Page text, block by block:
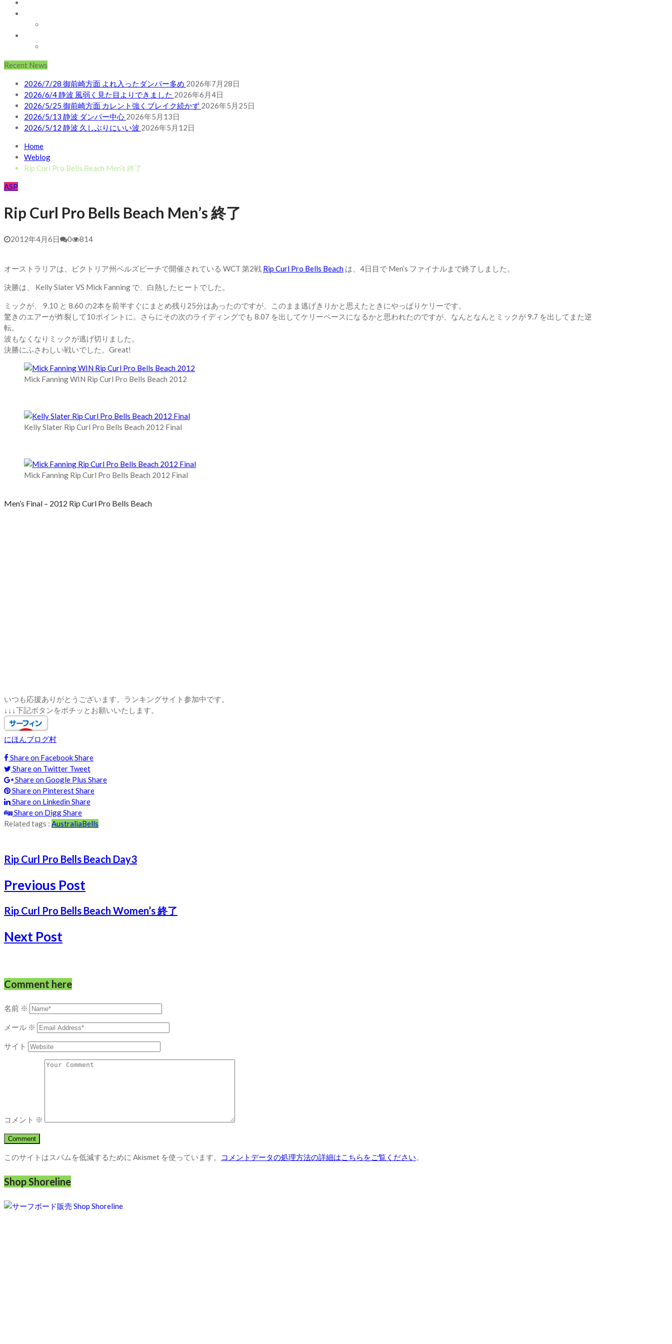
Recent News
2026/7/28 御前崎方面 よれ入ったダンパー多め 2026年7月28日
2026/6/4 静波 風弱く見た目よりできました 2026年6月4日
2026/5/25 御前崎方面 カレント強くブレイク続かず 2026年5月25日
2026/5/13 静波 ダンパー中心 2026年5月13日
2026/5/12 静波 久しぶりにいい波 2026年5月12日
Home
Weblog
Rip Curl Pro Bells Beach Men’s 終了
ASP
Rip Curl Pro Bells Beach Men’s 終了
2012年4月6日 0 814
オーストラリアは、ビクトリア州ベルズビーチで開催されている WCT 第2戦 Rip Curl Pro Bells Beach は、4日目で Men’s ファイナルまで終了しました。
決勝は、 Kelly Slater VS Mick Fanning で、白熱したヒートでした。
ミックが、 9.10 と 8.60 の2本を前半すぐにまとめ残り25分はあったのですが、このまま逃げきりかと思えたときにやっぱりケリーです。
驚きのエアーが炸裂して10ポイントに。さらにその次のライディングでも 8.07 を出してケリーペースになるかと思われたのですが、なんとなんとミックが 9.7 を出してまた逆
転。
波もなくなりミックが逃げ切りました。
決勝にふさわしい戦いでした。Great!
Mick Fanning WIN Rip Curl Pro Bells Beach 2012
Kelly Slater Rip Curl Pro Bells Beach 2012 Final
Mick Fanning Rip Curl Pro Bells Beach 2012 Final
Men’s Final – 2012 Rip Curl Pro Bells Beach
いつも応援ありがとうございます。ランキングサイト参加中です。
↓↓↓下記ボタンをポチッとお願いいたします。
にほんブログ村
Share on FacebookShare
Share on Twitter Tweet
Share on Google Plus Share
Share on PinterestShare
Share on LinkedinShare
Share on DiggShare
Related tags : AustraliaBells
Rip Curl Pro Bells Beach Day3
Previous Post
Rip Curl Pro Bells Beach Women’s 終了
Next Post
Comment here
名前 ※
メール ※
サイト
コメント ※
このサイトはスパムを低減するために Akismet を使っています。 コメントデータの処理方法の詳細はこちらをご覧ください。
Shop Shoreline